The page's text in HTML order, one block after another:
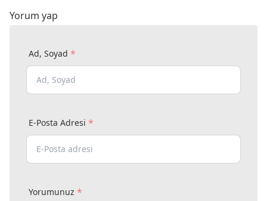
Yorum yap
Ad, Soyad *
E-Posta Adresi *
Yorumunuz *